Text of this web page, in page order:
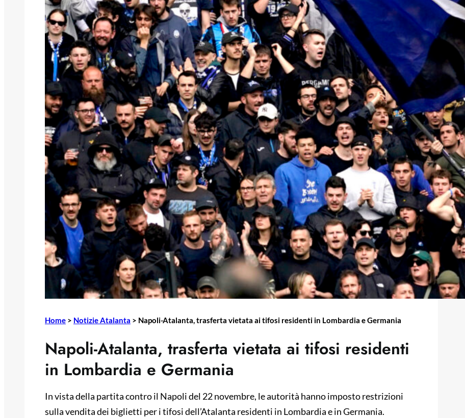
Home > Notizie Atalanta > Napoli-Atalanta, trasferta vietata ai tifosi residenti in Lombardia e Germania
Napoli-Atalanta, trasferta vietata ai tifosi residenti
in Lombardia e Germania
In vista della partita contro il Napoli del 22 novembre, le autorità hanno imposto restrizioni
sulla vendita dei biglietti per i tifosi dell’Atalanta residenti in Lombardia e in Germania.